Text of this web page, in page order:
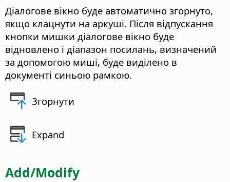
Діалогове вікно буде автоматично згорнуто,
якщо клацнути на аркуші. Після відпускання
кнопки мишки діалогове вікно буде
відновлено і діапазон посилань, визначений
за допомогою миші, буде виділено в
документі синьою рамкою.
Згорнути
Expand
Add/Modify